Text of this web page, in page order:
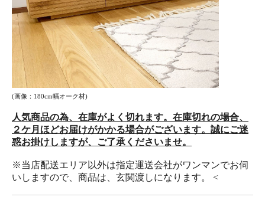
(画像：180cm幅オーク材)
人気商品の為、在庫がよく切れます。在庫切れの場合、
２ケ月ほどお届けがかかる場合がございます。誠にご迷
惑お掛けしますが、ご了承くださいませ。
※当店配送エリア以外は指定運送会社がワンマンでお伺
いしますので、商品は、玄関渡しになります。 <